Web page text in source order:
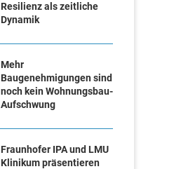
Resilienz als zeitliche
Dynamik
Mehr
Baugenehmigungen sind
noch kein Wohnungsbau-
Aufschwung
Fraunhofer IPA und LMU
Klinikum präsentieren